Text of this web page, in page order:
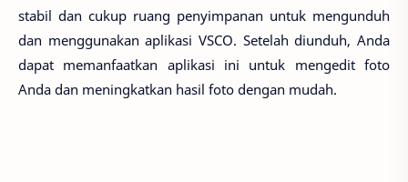
stabil dan cukup ruang penyimpanan untuk mengunduh
dan menggunakan aplikasi VSCO. Setelah diunduh, Anda
dapat memanfaatkan aplikasi ini untuk mengedit foto
Anda dan meningkatkan hasil foto dengan mudah.